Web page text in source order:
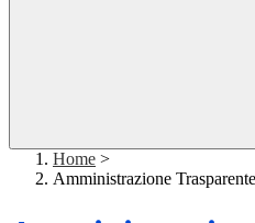
Home >
Amministrazione Trasparente